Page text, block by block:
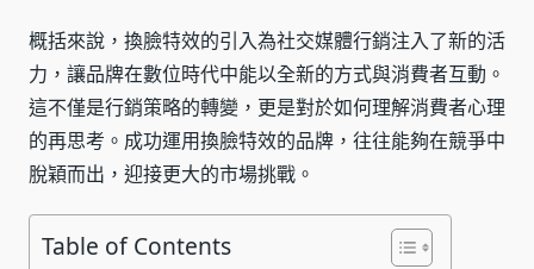
概括來說，換臉特效的引入為社交媒體行銷注入了新的活
力，讓品牌在數位時代中能以全新的方式與消費者互動。
這不僅是行銷策略的轉變，更是對於如何理解消費者心理
的再思考。成功運用換臉特效的品牌，往往能夠在競爭中
脫穎而出，迎接更大的市場挑戰。
Table of Contents